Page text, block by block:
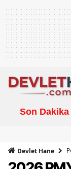
Son
Devlet Hane